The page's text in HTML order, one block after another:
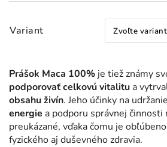
Variant
Prášok Maca 100% je tiež známy
podporovať celkovú vitalitu a
obsahu živín. Jeho účinky na udržanie
energie a podporu správnej činnosti
preukázané, vďaka čomu je
fyzického aj duševného zdravia.